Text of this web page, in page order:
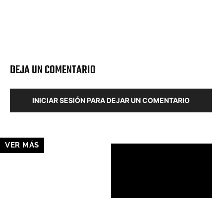
DEJA UN COMENTARIO
INICIAR SESIÓN PARA DEJAR UN COMENTARIO
VER MÁS